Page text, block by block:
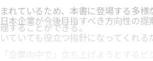
まれているため、本書に登場する多
理することができる。
日本企業が今後目指すべき方向性の
いていても役立つ指針になってくれ
「企業の中で」立ち上げようとする